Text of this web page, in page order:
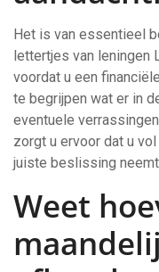
Het is van essentieel
lettertjes van leningen
voordat u een
te begrijpen wat er in
eventuele
zorgt u ervoor dat u
juiste beslissing
Weet